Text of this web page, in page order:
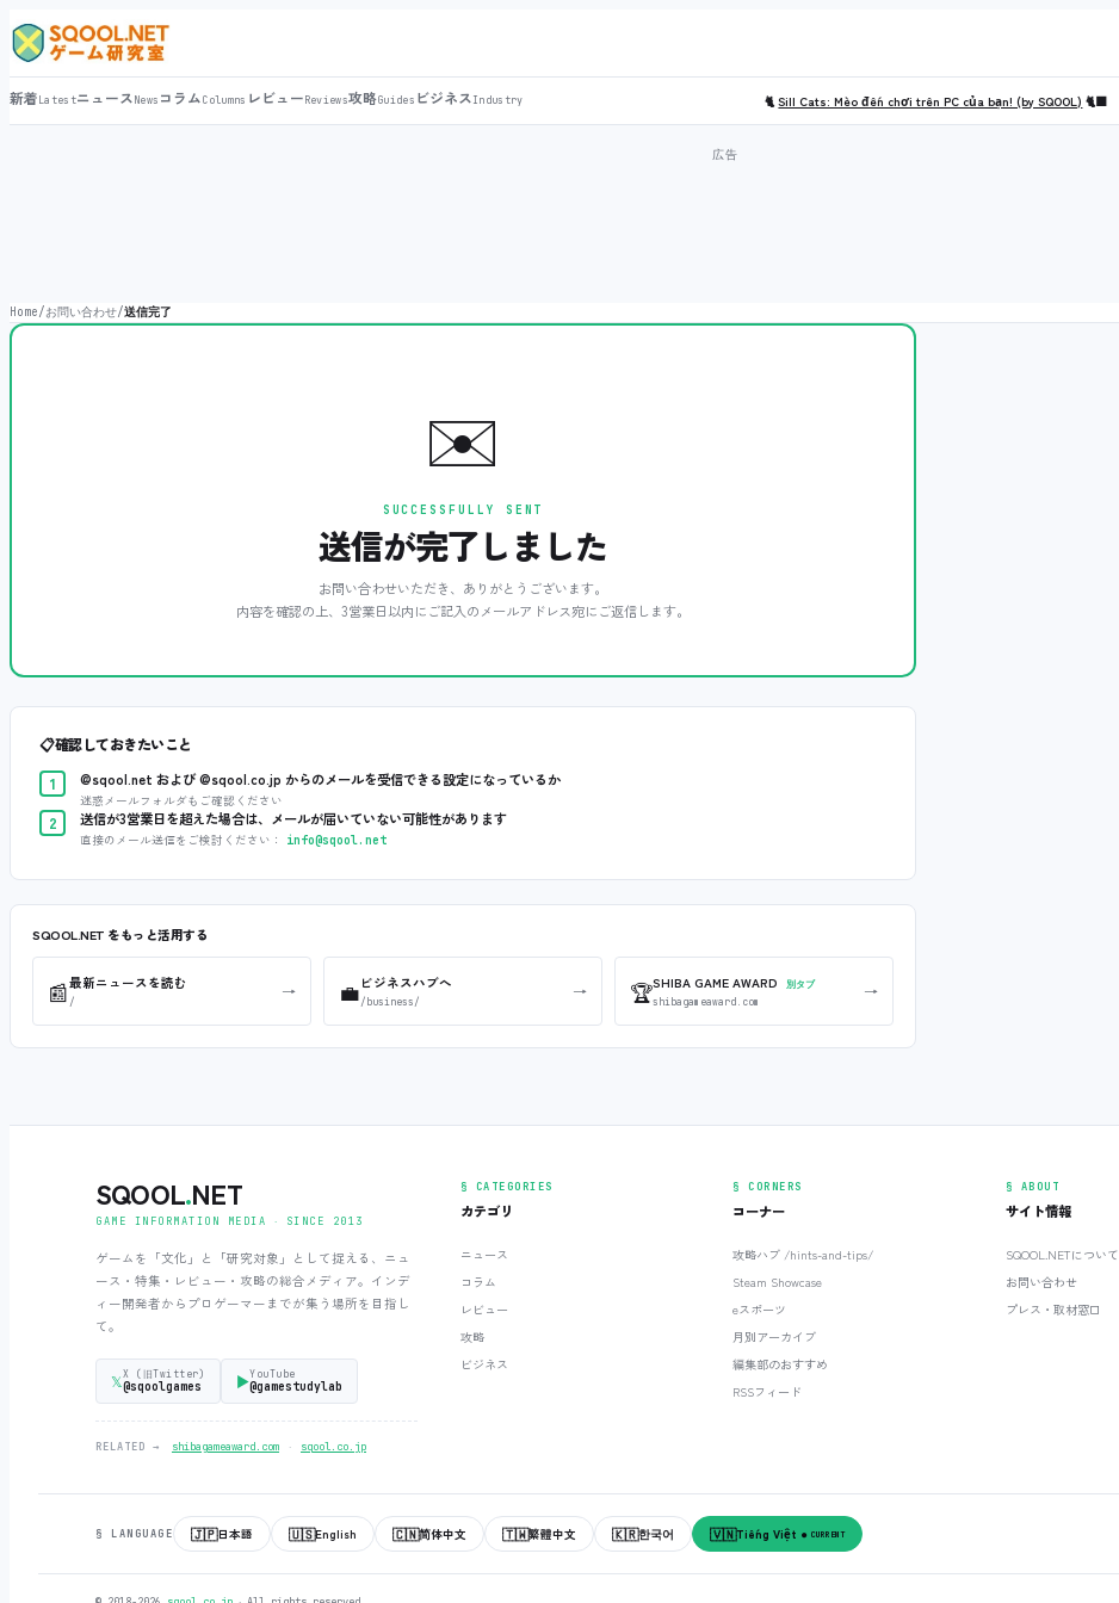
新着LatestニュースNews コラムColumns レビューReviews攻略Guides ビジネスIndustry 🐈Sill Cats: Mèo đến chơi trên PC của bạn! (by SQOOL) 🐈‍⬛
Home/お問い合わせ/送信完了
✉️
SUCCESSFULLY SENT
送信が完了しました
お問い合わせいただき、ありがとうございます。
内容を確認の上、3営業日以内にご記入のメールアドレス宛にご返信します。
📋確認しておきたいこと
1
@sqool.net および @sqool.co.jp からのメールを受信できる設定になっているか
迷惑メールフォルダもご確認ください
2 送信が3営業日を超えた場合は、メールが届いていない可能性があります
直接のメール送信をご検討ください： info@sqool.net
SQOOL.NET をもっと活用する
📰最新ニュースを読む
/ → 💼 ビジネスハブへ
/business/ → 🏆SHIBA GAME AWARD
別タブ
shibagameaward.com
→
SQOOL.NET
GAME INFORMATION MEDIA ‧ SINCE 2013
ゲームを「文化」と「研究対象」として捉える、ニュ
ース・特集・レビュー・攻略の総合メディア。インデ
ィー開発者からプロゲーマーまでが集う場所を目指し
て。
𝕏X (旧Twitter)
@sqoolgames ▶YouTube
@gamestudylab
RELATED → shibagameaward.com ‧ sqool.co.jp
§ CATEGORIES
カテゴリ
ニュース
コラム
レビュー
攻略
ビジネス
§ CORNERS
コーナー
攻略ハブ /hints-and-tips/
Steam Showcase
eスポーツ
月別アーカイブ
編集部のおすすめ
RSSフィード
§ ABOUT
サイト情報
SQOOL.NETについて
お問い合わせ
プレス・取材窓口
§ LANGUAGE 🇯🇵日本語 🇺🇸English 🇨🇳简体中文 🇹🇼繁體中文 🇰🇷한국어 🇻🇳Tiếng Việt ● CURRENT